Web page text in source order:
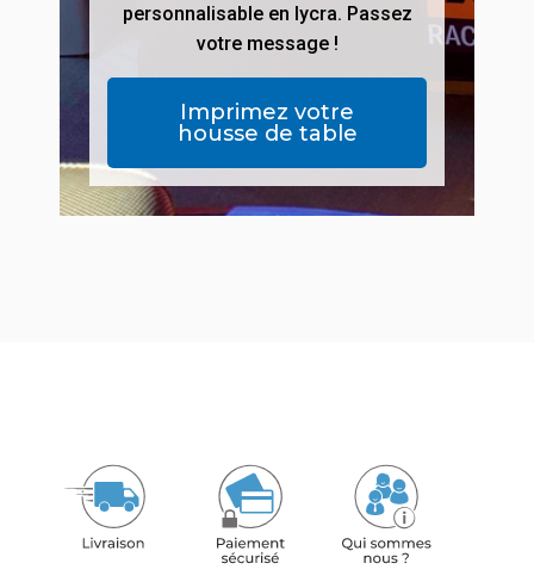
personnalisable en lycra. Passez
votre message !
Imprimez votre
housse de table